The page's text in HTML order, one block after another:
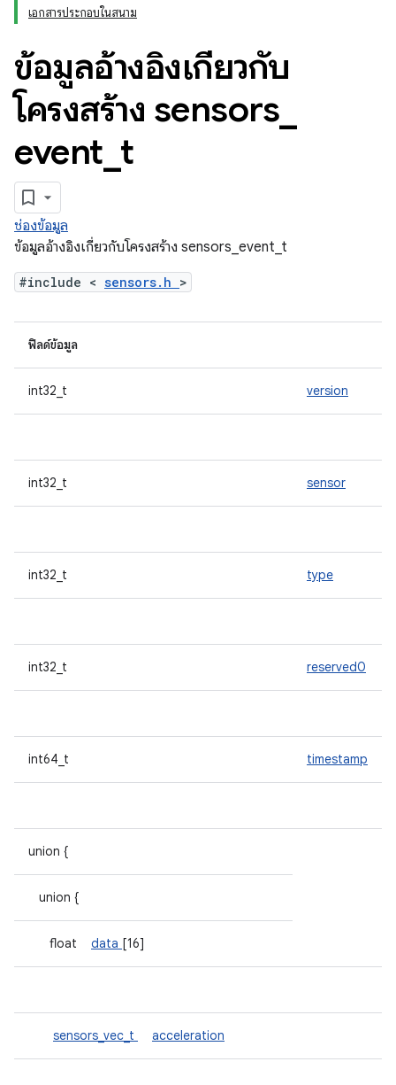
เอกสารประกอบในสนาม
ข้อมูลอ้างอิงเกี่ยวกับ
โครงสร้าง sensors
event t
ช่องข้อมูล
ข้อมูลอ้างอิงเกี่ยวกับโครงสร้าง sensors_event_t
#include < sensors.h >
ฟิลด์ข้อมูล
int32_t version
int32_t sensor
int32_t type
int32_t reserved0
int64_t timestamp
union {
union {
float data [16]
sensors_vec_t acceleration